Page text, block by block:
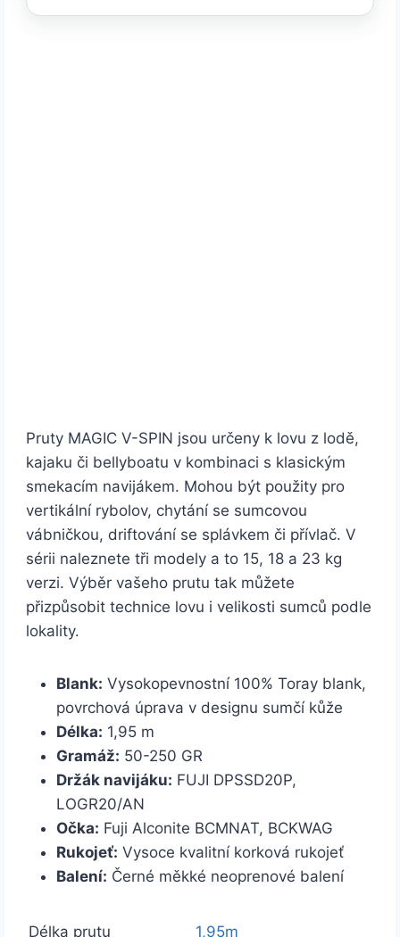
Pruty MAGIC V-SPIN jsou určeny k lovu z lodě,
kajaku či bellyboatu v kombinaci s klasickým
smekacím navijákem. Mohou být použity pro
vertikální rybolov, chytání se sumcovou
vábničkou, driftování se splávkem či přívlač. V
sérii naleznete tři modely a to 15, 18 a 23 kg
verzi. Výběr vašeho prutu tak můžete
přizpůsobit technice lovu i velikosti sumců podle
lokality.
Blank: Vysokopevnostní 100% Toray blank,
povrchová úprava v designu sumčí kůže
Délka: 1,95 m
Gramáž: 50-250 GR
Držák navijáku: FUJI DPSSD20P,
LOGR20/AN
Očka: Fuji Alconite BCMNAT, BCKWAG
Rukojeť: Vysoce kvalitní korková rukojeť
Balení: Černé měkké neoprenové balení
Délka prutu 1,95m